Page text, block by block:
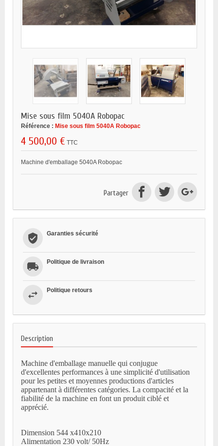
Mise sous film 5040A Robopac
Référence : Mise sous film 5040A Robopac
4 500,00 € TTC
Machine d'emballage 5040A Robopac
Partager
Garanties sécurité
Politique de livraison
Politique retours
Description
Machine d'emballage manuelle qui conjugue
d'excellentes performances à une simplicité d'utilisation
pour les petites et moyennes productions d'articles
appartenant à différentes catégories. La compacité et la
fiabilité de la machine en font un produit ciblé et
apprécié.
Dimension 544 x410x210
Alimentation 230 volt/ 50Hz